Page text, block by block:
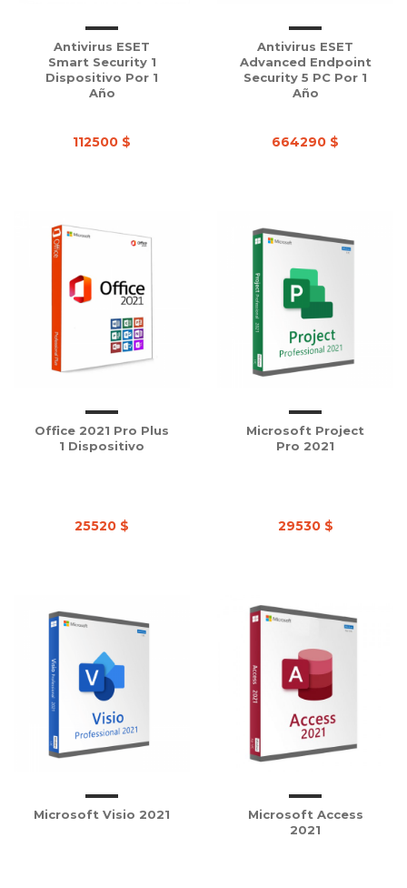
Antivirus ESET
Smart Security 1
Dispositivo Por 1
Año
112500 $
Antivirus ESET
Advanced Endpoint
Security 5 PC Por 1
Año
664290 $
Office 2021 Pro Plus
1 Dispositivo
25520 $
Microsoft Project
Pro 2021
29530 $
Microsoft Visio 2021
Microsoft Access
2021